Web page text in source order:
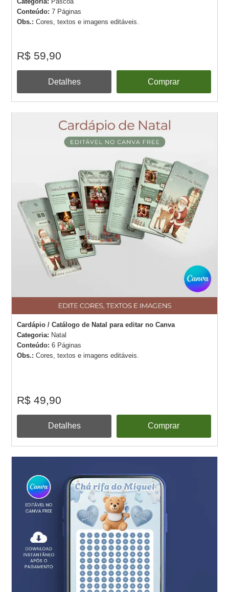
Conteúdo:7 Páginas
Obs.:Cores, textos e imagens editáveis.
R$ 59,90
Detalhes Comprar
Cardápio / Catálogo de Natal para editar no Canva
Categoria: Natal
Conteúdo:6 Páginas
Obs.:Cores, textos e imagens editáveis.
R$ 49,90
Detalhes Comprar